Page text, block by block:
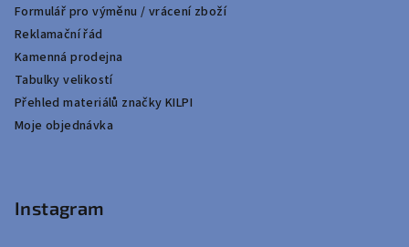
Formulář pro výměnu / vrácení zboží
Reklamační řád
Kamenná prodejna
Tabulky velikostí
Přehled materiálů značky KILPI
Moje objednávka
Instagram